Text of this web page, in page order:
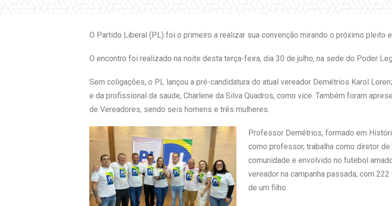
O Partido Liberal (PL) foi o primeiro a realizar sua convenção mirando o próximo pleito
O encontro foi realizado na noite desta terça-feira, dia 30 de julho, na sede do Poder
Sem coligações, o PL lançou a pré-candidatura do atual vereador Demétrios Karol
e da profissional da saúde, Charlene da Silva Quadros, como vice. Também foram
de Vereadores, sendo seis homens e três mulheres.
Professor Demétrios, formado em
como professor, trabalha como diretor
comunidade e envolvido no futebol
vereador na campanha passada, com
de um filho.